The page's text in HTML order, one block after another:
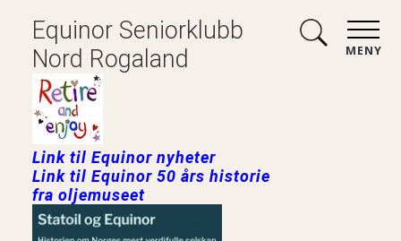
Equinor Seniorklubb
Nord Rogaland
Link til Equinor nyheter
Link til Equinor 50 års historie
fra oljemuseet
MENY